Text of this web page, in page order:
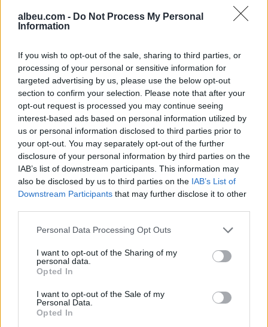
albeu.com - Do Not Process My Personal
Information
If you wish to opt-out of the sale, sharing to third parties, or
processing of your personal or sensitive information for
targeted advertising by us, please use the below opt-out
section to confirm your selection. Please note that after your
opt-out request is processed you may continue seeing
interest-based ads based on personal information utilized by
us or personal information disclosed to third parties prior to
your opt-out. You may separately opt-out of the further
disclosure of your personal information by third parties on the
IAB’s list of downstream participants. This information may
also be disclosed by us to third parties on the IAB’s List of
Downstream Participants that may further disclose it to other
Personal Data Processing Opt Outs
I want to opt-out of the Sharing of my
personal data.
Opted In
I want to opt-out of the Sale of my
Personal Data.
Opted In
profesionist me gjigantët e
Premier Ligë: “Djall” i goditjeve
GLPS apelon për formimin e
menjëhershëm të Kuvendit
sipas afateve kushtetuese